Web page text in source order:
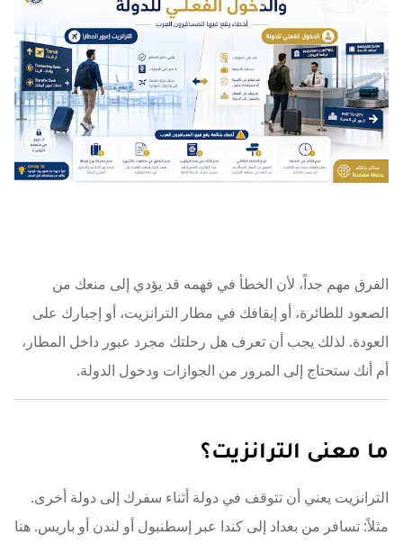
الفرق مهم جداً، لأن الخطأ في فهمه قد يؤدي إلى منعك من
الصعود للطائرة، أو إيقافك في مطار الترانزيت، أو إجبارك على
العودة. لذلك يجب أن تعرف هل رحلتك مجرد عبور داخل المطار،
أم أنك ستحتاج إلى المرور من الجوازات ودخول الدولة.
ما معنى الترانزيت؟
الترانزيت يعني أن تتوقف في دولة أثناء سفرك إلى دولة أخرى.
مثلاً: تسافر من بغداد إلى كندا عبر إسطنبول أو لندن أو باريس. هنا